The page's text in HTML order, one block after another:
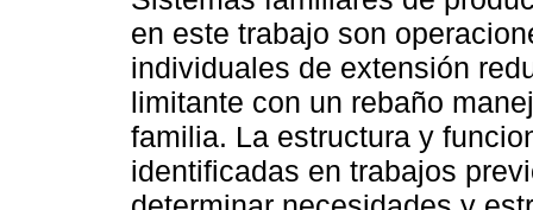
en este trabajo son
individuales de extensión
limitante con un rebaño
familia. La estructura y
identificadas en trabajos